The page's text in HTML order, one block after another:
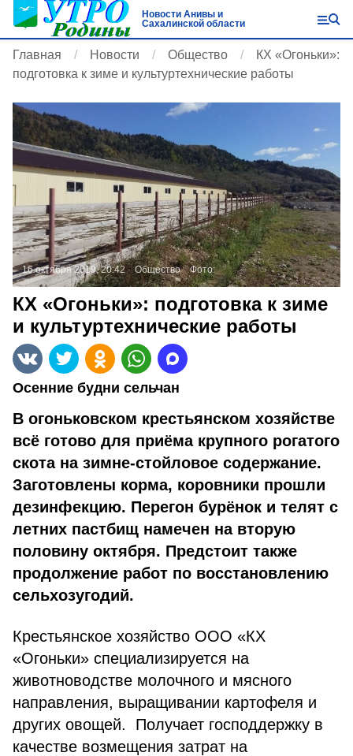
Новости Анивы и
Сахалинской области
Главная Новости Общество
КХ «Огоньки»:
подготовка к зиме и культуртехнические работы
16 октября 2019, 20:42 Общество Фото:
КХ «Огоньки»: подготовка к зиме
и культуртехнические работы
Осенние будни сельчан
В огоньковском крестьянском хозяйстве
всё готово для приёма крупного рогатого
скота на зимне-стойловое содержание.
Заготовлены корма, коровники прошли
дезинфекцию. Перегон бурёнок и телят с
летних пастбищ намечен на вторую
половину октября. Предстоит также
продолжение работ по восстановлению
сельхозугодий.
Крестьянское хозяйство ООО «КХ
«Огоньки» специализируется на
животноводстве молочного и мясного
направления, выращивании картофеля и
других овощей. Получает господдержку в
качестве возмещения затрат на